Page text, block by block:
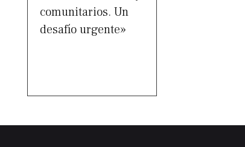
comunitarios. Un
desafío urgente»